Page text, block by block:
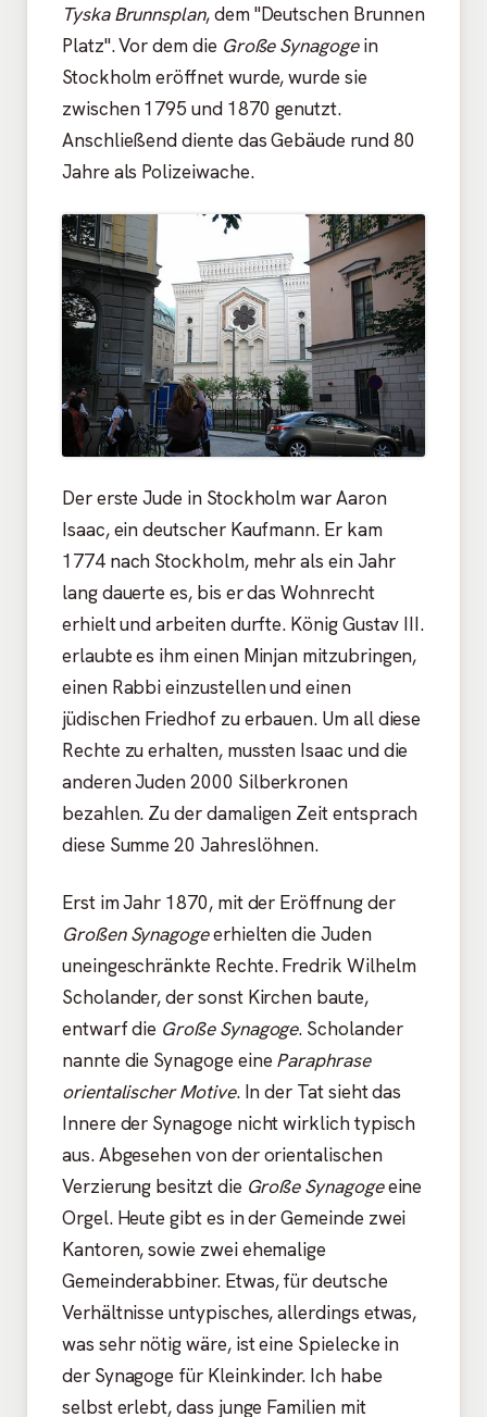
Tyska Brunnsplan, dem "Deutschen Brunnen
Platz". Vor dem die Große Synagogein
Stockholm eröffnet wurde, wurde sie
zwischen 1795 und 1870 genutzt.
Anschließend diente das Gebäude rund 80
Jahre als Polizeiwache.
Der erste Jude in Stockholm war Aaron
Isaac, ein deutscher Kaufmann. Er kam
1774 nach Stockholm, mehr als ein Jahr
lang dauerte es, bis er das Wohnrecht
erhielt und arbeiten durfte. König Gustav III.
erlaubte es ihm einen Minjan mitzubringen,
einen Rabbi einzustellen und einen
jüdischen Friedhof zu erbauen. Um all diese
Rechte zu erhalten, mussten Isaac und die
anderen Juden 2000 Silberkronen
bezahlen. Zu der damaligen Zeit entsprach
diese Summe 20 Jahreslöhnen.
Erst im Jahr 1870, mit der Eröffnung der
Großen Synagogeerhielten die Juden
uneingeschränkte Rechte. Fredrik Wilhelm
Scholander, der sonst Kirchen baute,
entwarf die Große Synagoge. Scholander
nannte die Synagoge eineParaphrase
orientalischer Motive. In der Tat sieht das
Innere der Synagoge nicht wirklich typisch
aus. Abgesehen von der orientalischen
Verzierung besitzt die Große Synagogeeine
Orgel. Heute gibt es in der Gemeinde zwei
Kantoren, sowie zwei ehemalige
Gemeinderabbiner. Etwas, für deutsche
Verhältnisse untypisches, allerdings etwas,
was sehr nötig wäre, ist eine Spielecke in
der Synagoge für Kleinkinder. Ich habe
selbst erlebt, dass junge Familien mit